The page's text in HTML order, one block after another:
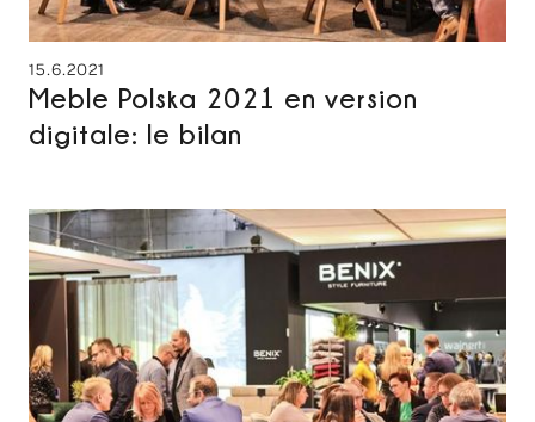
15.6.2021
Meble Polska 2021 en version
digitale: le bilan